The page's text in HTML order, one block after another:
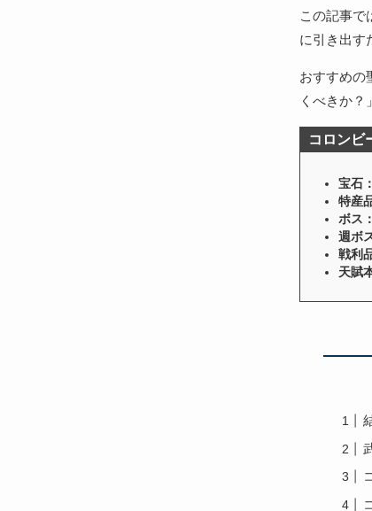
この記事で
に引き出す
おすすめの
くべきか？
コロンビ
宝石：
特産
ボス：
週ボ
戦利
天賦